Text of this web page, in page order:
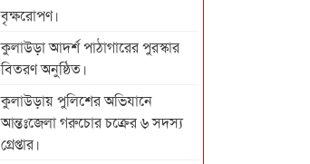
বৃক্ষরোপণ।
কুলাউড়া আদর্শ পাঠাগারের পুরস্কার
বিতরণ অনুষ্ঠিত।
কুলাউড়ায় পুলিশের অভিযানে
আন্তঃজেলা গরুচোর চক্রের ৬ সদস্য
গ্রেপ্তার।